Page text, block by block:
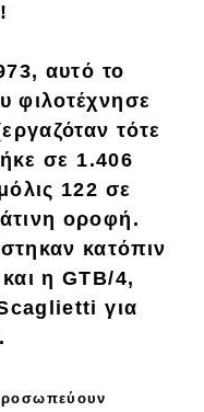
!
, αυτό το
φιλοτέχνησε
τότε
σε 1.406
122 σε
οροφή.
κατόπιν
η GTB/4,
για